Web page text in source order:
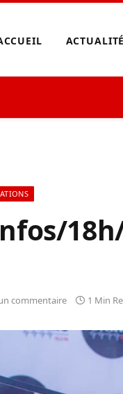
ACTUALITÉ
commentaire 1 Min